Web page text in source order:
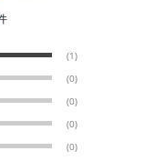
(1)
(0)
(0)
(0)
(0)